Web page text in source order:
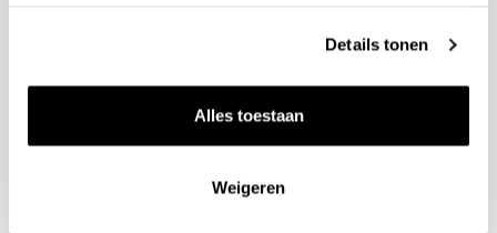
Details tonen
Alles toestaan
WeigerenThema's